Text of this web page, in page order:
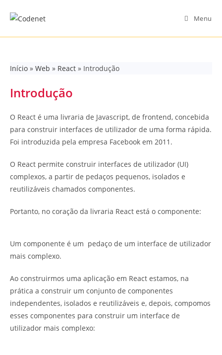
Menu
Início » Web » React » Introdução
Introdução
O React é uma livraria de Javascript, de frontend, concebida
para construir interfaces de utilizador de uma forma rápida.
Foi introduzida pela empresa Facebook em 2011.
O React permite construir interfaces de utilizador (UI)
complexos, a partir de pedaços pequenos, isolados e
reutilizáveis chamados componentes.
Portanto, no coração da livraria React está o componente:
Um componente é um pedaço de um interface de utilizador
mais complexo.
Ao construirmos uma aplicação em React estamos, na
prática a construir um conjunto de componentes
independentes, isolados e reutilizáveis e, depois, compomos
esses componentes para construir um interface de
utilizador mais complexo: